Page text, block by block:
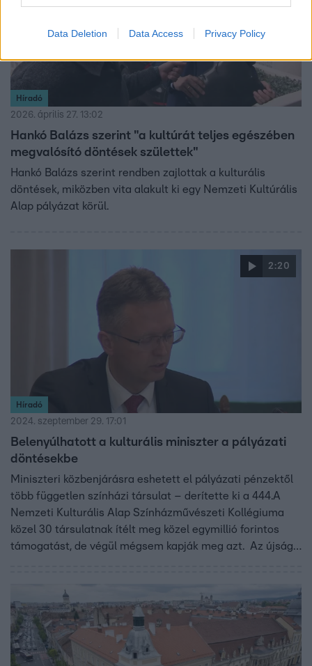
Data Deletion Data Access Privacy Policy
Híradó
2026. április 27. 13:02
Hankó Balázs szerint "a kultúrát teljes egészében
megvalósító döntések születtek"
Hankó Balázs szerint rendben zajlottak a kulturális
döntések, miközben vita alakult ki egy Nemzeti Kultúrális
Alap pályázat körül.
2:20
Híradó
2024. szeptember 29. 17:01
Belenyúlhatott a kulturális miniszter a pályázati
döntésekbe
Miniszteri közbenjárásra eshetett el pályázati pénzektől
több független színházi társulat – derítette ki a 444.A
Nemzeti Kulturális Alap Színházművészeti Kollégiuma
közel 30 társulatnak ítélt meg közel egymillió forintos
támogatást, de végül mégsem kapják meg azt. Az újság
közül. Az LMP szerint ez az eljárás jogilag is aggályos
lehet.